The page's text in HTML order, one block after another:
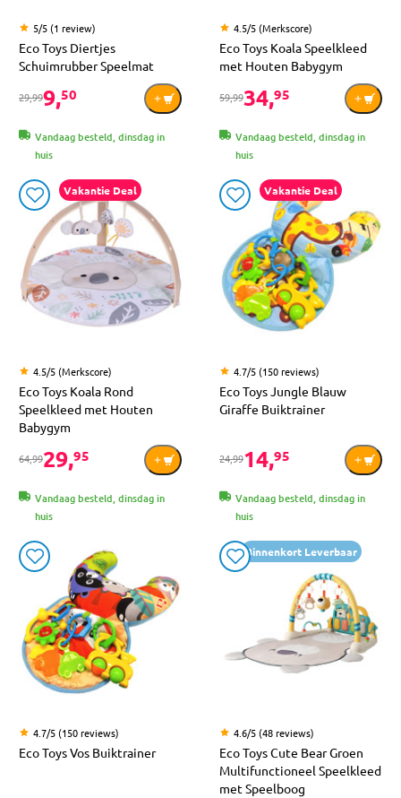
5/5 (1 review)
Eco Toys Diertjes
Schuimrubber Speelmat
29,999,50
Vandaag besteld, dinsdag in
huis
4.5/5 (Merkscore)
Eco Toys Koala Speelkleed
met Houten Babygym
59,9934,95
Vandaag besteld, dinsdag in
huis
Vakantie Deal
4.5/5 (Merkscore)
Eco Toys Koala Rond
Speelkleed met Houten
Babygym
64,9929,95
Vandaag besteld, dinsdag in
huis
Vakantie Deal
4.7/5 (150 reviews)
Eco Toys Jungle Blauw
Giraffe Buiktrainer
24,9914,95
Vandaag besteld, dinsdag in
huis
4.7/5 (150 reviews)
Eco Toys Vos Buiktrainer
Binnenkort Leverbaar
4.6/5 (48 reviews)
Eco Toys Cute Bear Groen
Multifunctioneel Speelkleed
met Speelboog